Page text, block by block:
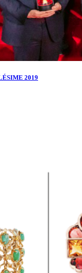
2019